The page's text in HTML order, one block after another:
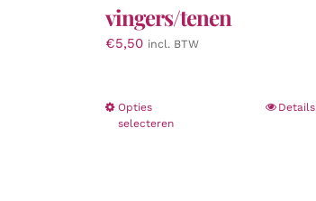
vingers/tenen
€5,50 incl. BTW
Opties
selecteren
Details